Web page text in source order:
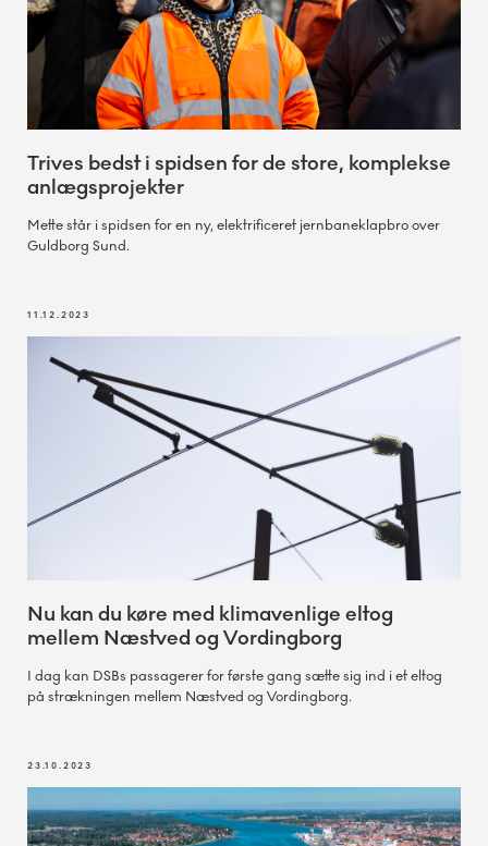
Trives bedst i spidsen for de store, komplekse
anlægsprojekter
Mette står i spidsen for en ny, elektrificeret jernbaneklapbro over
Guldborg Sund.
11.12.2023
Nu kan du køre med klimavenlige eltog
mellem Næstved og Vordingborg
I dag kan DSBs passagerer for første gang sætte sig ind i et eltog
på strækningen mellem Næstved og Vordingborg.
23.10.2023